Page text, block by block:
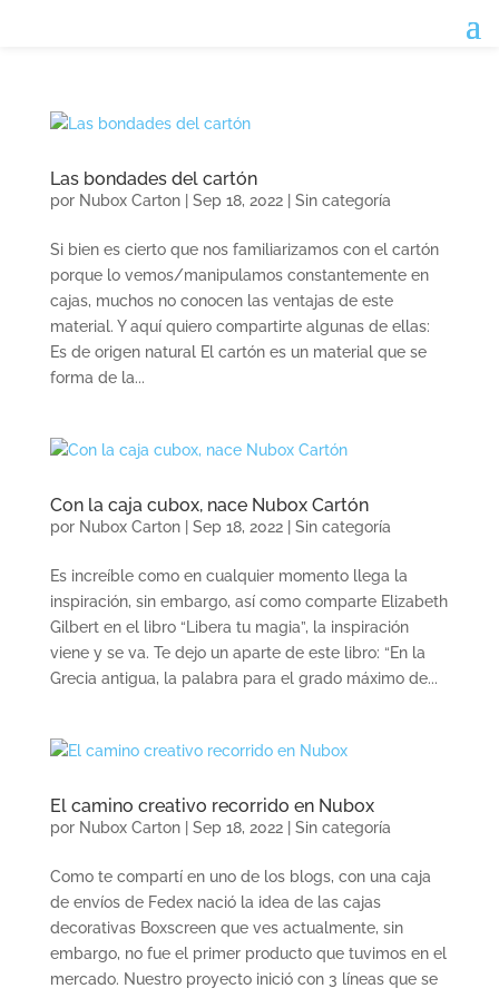
Las bondades del cartón
por Nubox Carton| Sep 18, 2022| Sin categoría
Si bien es cierto que nos familiarizamos con el cartón
porque lo vemos/manipulamos constantemente en
cajas, muchos no conocen las ventajas de este
material. Y aquí quiero compartirte algunas de ellas:
Es de origen natural El cartón es un material que se
forma de la...
Con la caja cubox, nace Nubox Cartón
por Nubox Carton| Sep 18, 2022| Sin categoría
Es increíble como en cualquier momento llega la
inspiración, sin embargo, así como comparte Elizabeth
Gilbert en el libro “Libera tu magia”, la inspiración
viene y se va. Te dejo un aparte de este libro: “En la
Grecia antigua, la palabra para el grado máximo de...
El camino creativo recorrido en Nubox
por Nubox Carton| Sep 18, 2022| Sin categoría
Como te compartí en uno de los blogs, con una caja
de envíos de Fedex nació la idea de las cajas
decorativas Boxscreen que ves actualmente, sin
embargo, no fue el primer producto que tuvimos en el
mercado. Nuestro proyecto inició con 3 líneas que se